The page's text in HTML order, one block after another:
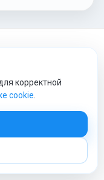
корректной
cookie